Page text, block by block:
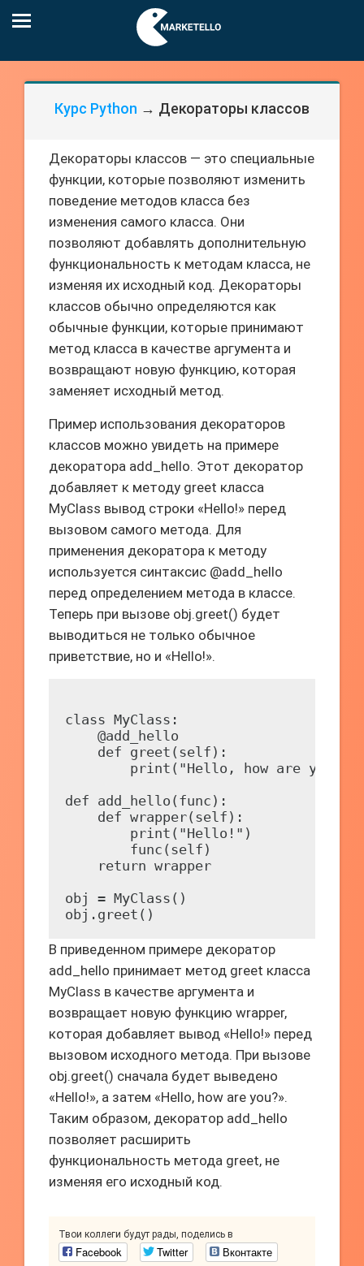
Курс Python → Декораторы классов
Декораторы классов — это специальные
функции, которые позволяют изменить
поведение методов класса без
изменения самого класса. Они
позволяют добавлять дополнительную
функциональность к методам класса, не
изменяя их исходный код. Декораторы
классов обычно определяются как
обычные функции, которые принимают
метод класса в качестве аргумента и
возвращают новую функцию, которая
заменяет исходный метод.
Пример использования декораторов
классов можно увидеть на примере
декоратора add_hello. Этот декоратор
добавляет к методу greet класса
MyClass вывод строки «Hello!» перед
вызовом самого метода. Для
применения декоратора к методу
используется синтаксис @add_hello
перед определением метода в классе.
Теперь при вызове obj.greet() будет
выводиться не только обычное
приветствие, но и «Hello!».
class MyClass:
    @add_hello
    def greet(self):
        print("Hello, how are you?")
def add_hello(func):
    def wrapper(self):
        print("Hello!")
        func(self)
    return wrapper
obj = MyClass()
В приведенном примере декоратор
add_hello принимает метод greet класса
MyClass в качестве аргумента и
возвращает новую функцию wrapper,
которая добавляет вывод «Hello!» перед
вызовом исходного метода. При вызове
obj.greet() сначала будет выведено
«Hello!», а затем «Hello, how are you?».
Таким образом, декоратор add_hello
позволяет расширить
функциональность метода greet, не
изменяя его исходный код.
Твои коллеги будут рады, поделись в
Facebook Twitter Вконтакте